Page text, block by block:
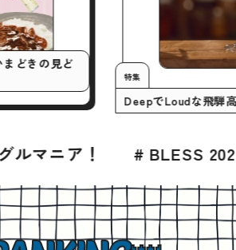
泉郷！いまどきの見ど
Deepで
# BLESS 2026年8月号